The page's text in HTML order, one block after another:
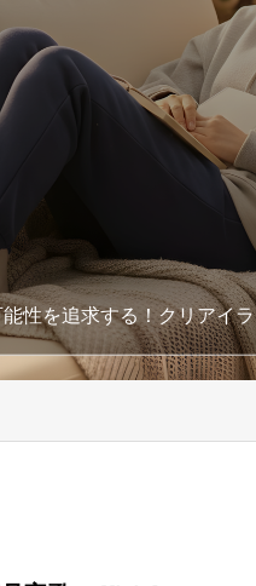
性を追求する！クリアイラ